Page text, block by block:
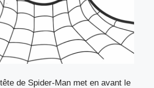
de Spider-Man met en avant le